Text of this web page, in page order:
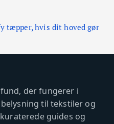
tæpper, hvis dit hoved gør
der fungerer i
til tekstiler og
guides og